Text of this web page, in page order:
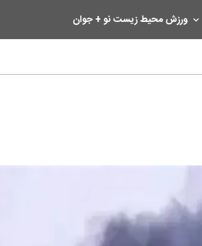
ورزشمحیط زیستنو + جوان